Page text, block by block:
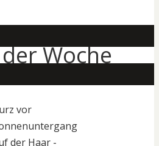
Woche
vor
der Haar -